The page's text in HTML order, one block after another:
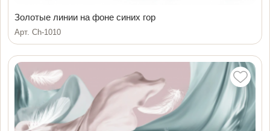
Золотые линии на фоне синих гор
Арт. Ch-1010